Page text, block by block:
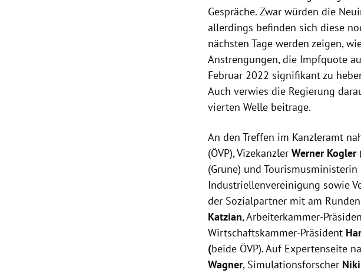
Gespräche. Zwar würden die
allerdings befinden sich diese
nächsten Tage werden zeigen,
Anstrengungen, die Impfquote
Februar 2022 signifikant zu
Auch verwies die Regierung
vierten Welle beitrage.
An den Treffen im Kanzleramt
(ÖVP), VizekanzlerWerner Kogler
(Grüne) und Tourismusministerin
Industriellenvereinigung sowie
der Sozialpartner mit am
Katzian, Arbeiterkammer-
Wirtschaftskammer-Präsident
(beide ÖVP). Auf Expertenseite
Wagner, Simulationsforscher